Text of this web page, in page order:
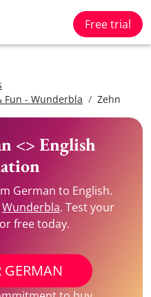
Free trial
Fun - Wunderbla
Zehn
<> English
German to English.
Wunderbla. Test your
free today.
GERMAN